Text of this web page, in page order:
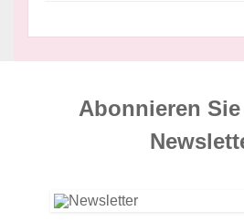
Abonnieren